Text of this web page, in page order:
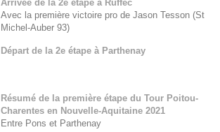
Arrivée de la 2e étape à Ruffec
Avec la première victoire pro de Jason Tesson (St
Michel-Auber 93)
Départ de la 2e étape à Parthenay
Résumé de la première étape du Tour Poitou-
Charentes en Nouvelle-Aquitaine 2021
Entre Pons et Parthenay